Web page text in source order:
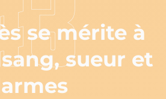
se mérite à
sueur et